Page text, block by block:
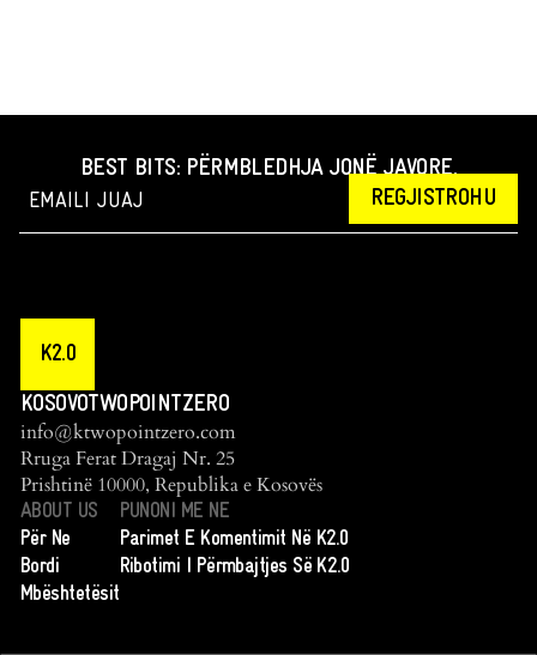
BEST BITS: PËRMBLEDHJA JONË JAVORE.
REGJISTROHU
K2.0
KOSOVOTWOPOINTZERO
info@ktwopointzero.com
Rruga Ferat Dragaj Nr. 25
Prishtinë 10000, Republika e Kosovës
ABOUT US
Për Ne
Bordi
Mbështetësit
PUNONI ME NE
Parimet E Komentimit Në K2.0
Ribotimi I Përmbajtjes Së K2.0